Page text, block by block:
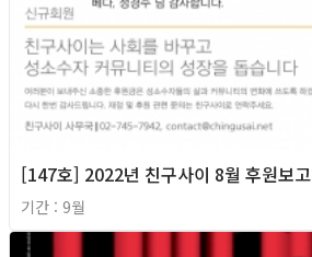
[147호] 2022년 친구사이 8월 후원보고
기간 : 9월